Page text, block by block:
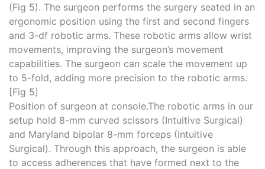
(Fig 5). The surgeon performs the surgery seated in an
ergonomic position using the first and second fingers
and 3-df robotic arms. These robotic arms allow wrist
movements, improving the surgeon’s movement
capabilities. The surgeon can scale the movement up
to 5-fold, adding more precision to the robotic arms.
[Fig 5]
Position of surgeon at console.The robotic arms in our
setup hold 8-mm curved scissors (Intuitive Surgical)
and Maryland bipolar 8-mm forceps (Intuitive
Surgical). Through this approach, the surgeon is able
to access adherences that have formed next to the